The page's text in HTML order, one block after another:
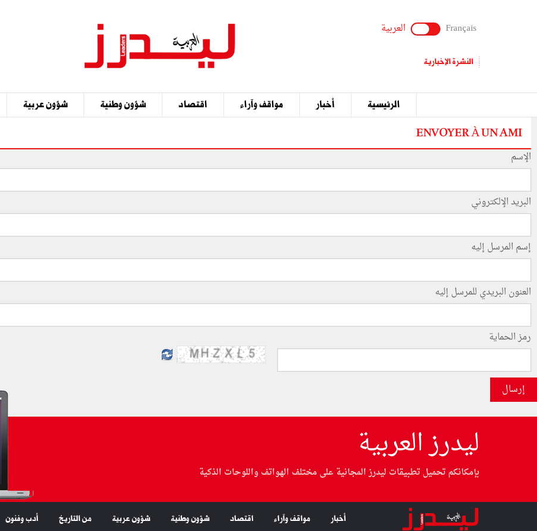
Français العربية
النشرة الإخبارية
الرئيسية أخبار مواقف وآراء اقتصاد شؤون وطنية شؤون عربية
ENVOYER À UN AMI
الإسم
البريد الإلكتروني
إسم المرسل إليه
العنون البريدي للمرسل إليه
رمز الحماية
إرسال
ليدرز العربية
بإمكانكم تحميل تطبيقات ليدرز المجانية على مختلف الهواتف واللوحات الذكية
أخبار مواقف وآراء اقتصاد شؤون وطنية شؤون عربية من التاريخ أدب وفنون